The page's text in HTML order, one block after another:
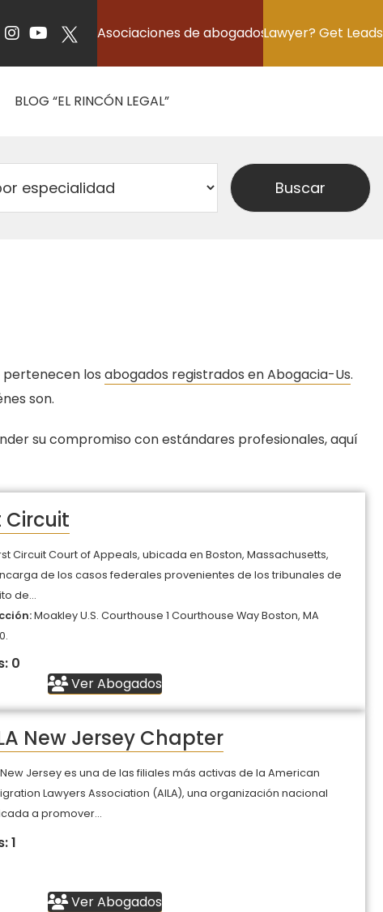
Asociaciones de abogadosLawyer? Get Leads
BLOG “EL RINCÓN LEGAL”
pertenecen los abogados registrados en Abogacia-Us.
son.
su compromiso con estándares profesionales, aquí
Circuit
Circuit Court of Appeals, ubicada en Boston, Massachusetts,
de los casos federales provenientes de los tribunales de
de...
Moakley U.S. Courthouse 1 Courthouse Way Boston, MA
0
Ver Abogados
New Jersey Chapter
New Jersey es una de las filiales más activas de la American
Lawyers Association (AILA), una organización nacional
a promover...
1
Ver Abogados